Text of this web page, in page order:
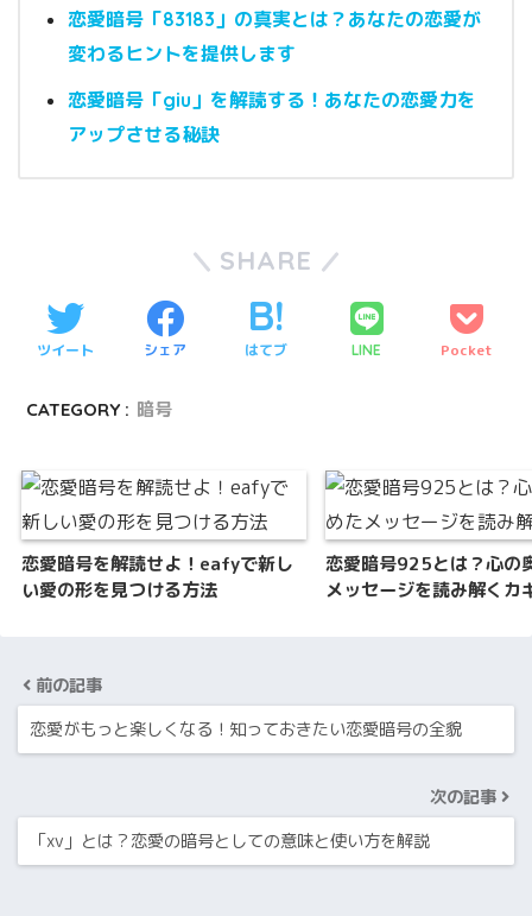
恋愛暗号「83183」の真実とは？あなたの恋愛が
変わるヒントを提供します
恋愛暗号「giu」を解読する！あなたの恋愛力を
アップさせる秘訣
SHARE
ツイート シェア はてブ LINE Pocket
CATEGORY : 暗号
恋愛暗号を解読せよ！eafyで新し
い愛の形を見つける方法
恋愛暗号925とは？心の
メッセージを読み解くカ
前の記事
恋愛がもっと楽しくなる！知っておきたい恋愛暗号の全貌
次の記事
「xv」とは？恋愛の暗号としての意味と使い方を解説